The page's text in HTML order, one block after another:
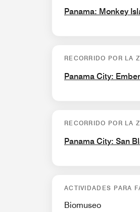
Panama: Monkey
RECORRIDO POR LA
Panama City:
RECORRIDO POR LA
Panama City: San
ACTIVIDADES PARA
Biomuseo